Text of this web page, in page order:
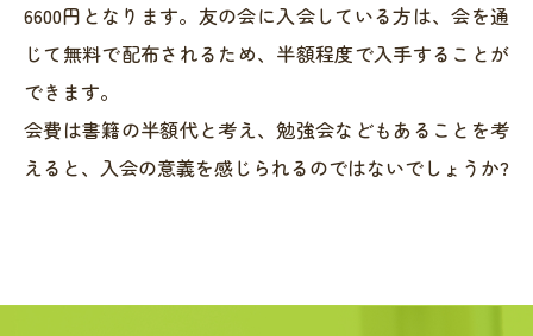
6600円となります。友の会に入会している方は、会を通
じて無料で配布されるため、半額程度で入手することが
できます。
会費は書籍の半額代と考え、勉強会などもあることを考
えると、入会の意義を感じられるのではないでしょうか?